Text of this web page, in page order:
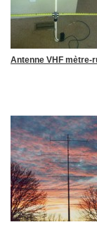
Antenne VHF mètre-